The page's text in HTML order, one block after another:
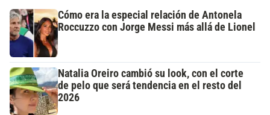
Cómo era la especial relación de Antonela
Roccuzzo con Jorge Messi más allá de Lionel
Natalia Oreiro cambió su look, con el corte
de pelo que será tendencia en el resto del
2026